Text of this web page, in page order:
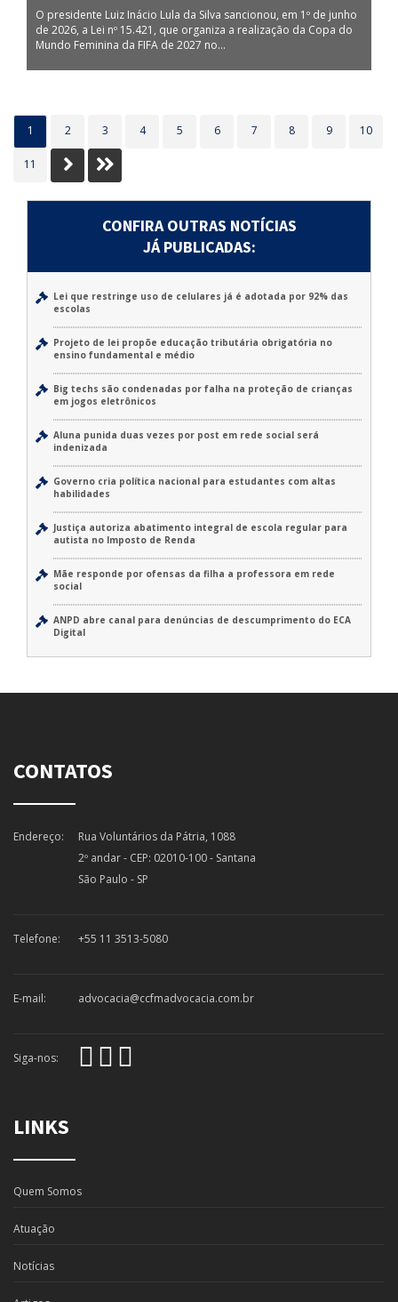
O presidente Luiz Inácio Lula da Silva sancionou, em 1º de junho
de 2026, a Lei nº 15.421, que organiza a realização da Copa do
Mundo Feminina da FIFA de 2027 no...
1 2 3 4 5 6 7 8 9 10
11 PróximoÚltimo
CONFIRA OUTRAS NOTÍCIAS
JÁ PUBLICADAS:
Lei que restringe uso de celulares já é adotada por 92% das
escolas
Projeto de lei propõe educação tributária obrigatória no
ensino fundamental e médio
Big techs são condenadas por falha na proteção de crianças
em jogos eletrônicos
Aluna punida duas vezes por post em rede social será
indenizada
Governo cria política nacional para estudantes com altas
habilidades
Justiça autoriza abatimento integral de escola regular para
autista no Imposto de Renda
Mãe responde por ofensas da filha a professora em rede
social
ANPD abre canal para denúncias de descumprimento do ECA
Digital
CONTATOS
Endereço:
Rua Voluntários da Pátria, 1088
2º andar - CEP: 02010-100 - Santana
São Paulo - SP
Telefone: +55 11 3513-5080
E-mail: advocacia@ccfmadvocacia.com.br
Siga-nos:
LINKS
Quem Somos
Atuação
Notícias